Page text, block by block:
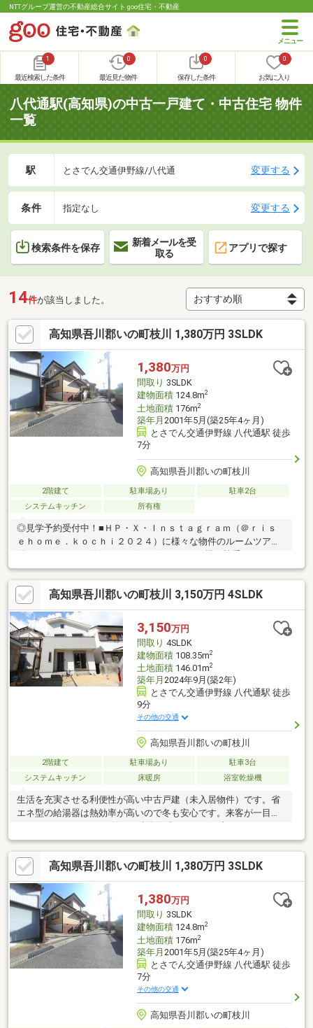
NTTグループ運営の不動産総合サイト goo住宅・不動産
1
最近検索した条件
0
最近見た物件
0
保存した条件
0
お気に入り
八代通駅(高知県)の中古一戸建て・中古住宅 物件
一覧
駅 とさでん交通伊野線/八代通 変更する
条件 指定なし 変更する
検索条件を保存
新着メールを受
取る
アプリで探す
14件が該当しました。
高知県吾川郡いの町枝川 1,380万円 3SLDK
1,380万円
間取り 3SLDK
建物面積124.8m2
土地面積176m2
築年月 2001年5月(築25年4ヶ月)
とさでん交通伊野線 八代通駅 徒歩
7分
高知県吾川郡いの町枝川
2階建て 駐車場あり
駐車2台
システムキッチン
所有権
◎見学予約受付中！■ＨＰ・Ｘ・Ｉｎｓｔａｇｒａｍ（＠ｒｉｓ
ｅｈｏｍｅ．ｋｏｃｈｉ２０２４）に様々な物件のルームツアー
お庭への動線もスムーズです◎・納戸や小屋裏収納を活用して、
家事も片付けもスムーズに・ブルーのアクセントパネルが印象的
なリフォーム済の浴室・家庭菜園ができるお庭は、お子様の遊び
場にも最適です♪・全居室がゆったりとした広さで、プライベート
時間も快適♪【周辺環境】・いの町立枝川小学校 徒歩5分（380
ｍ）・いの町立伊野中学校 徒歩41分（3249ｍ）
高知県吾川郡いの町枝川 3,150万円 4SLDK
3,150万円
間取り 4SLDK
建物面積108.35m2
土地面積146.01m2
築年月 2024年9月(築2年)
とさでん交通伊野線 八代通駅 徒歩
9分
その他の交通
高知県吾川郡いの町枝川
2階建て 駐車場あり
駐車3台
システムキッチン
床暖房 浴室乾燥機
生活を充実させる利便性が高い中古戸建（未入居物件）です。省
エネ型の給湯器は熱効率が高いので冬も安心です。来客が一目で
広さも十分ではないでしょうか。システムキッチン付きの物件で
す。浴室乾燥機のあるお風呂場は洗濯物を干すときにも便利で
す。バス停が徒歩3分圏内にあります。
高知県吾川郡いの町枝川 1,380万円 3SLDK
1,380万円
間取り 3SLDK
建物面積124.8m2
土地面積176m2
築年月 2001年5月(築25年4ヶ月)
とさでん交通伊野線 八代通駅 徒歩
7分
その他の交通
高知県吾川郡いの町枝川